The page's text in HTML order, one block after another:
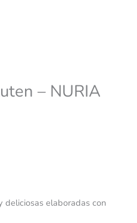
– NURIA
deliciosas elaboradas con